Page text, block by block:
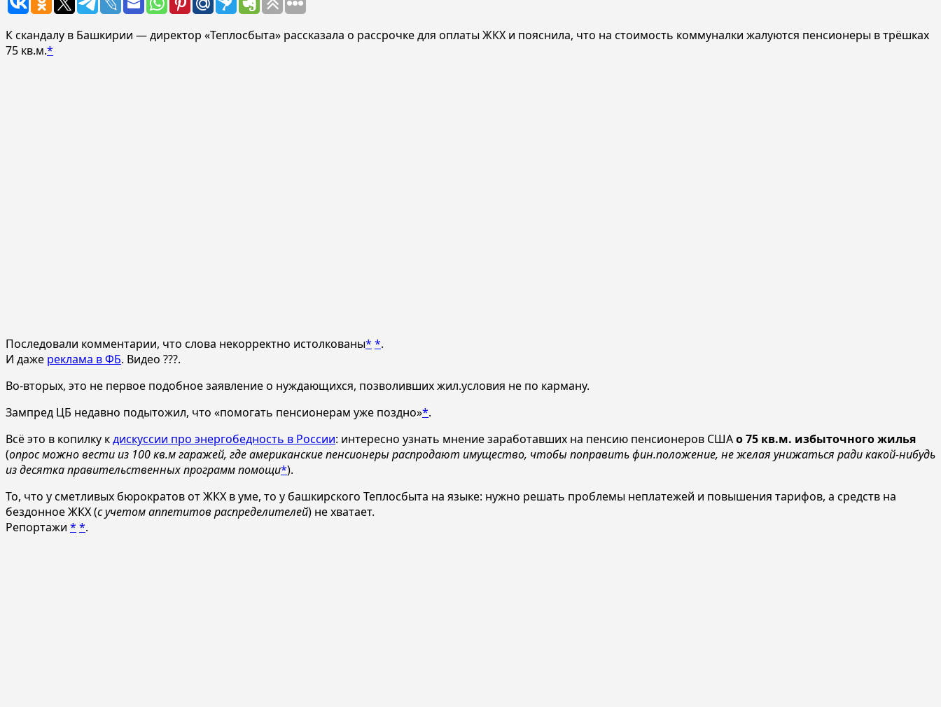
К скандалу в Башкирии — директор «Теплосбыта» рассказала о рассрочке для оплаты ЖКХ и пояснила, что на стоимость коммуналки жалуются пенсионеры в трёшках
75 кв.м.*
Последовали комментарии, что слова некорректно истолкованы* *.
И даже реклама в ФБ. Видео ???.
Во-вторых, это не первое подобное заявление о нуждающихся, позволивших жил.условия не по карману.
Зампред ЦБ недавно подытожил, что «помогать пенсионерам уже поздно»*.
Всё это в копилку кдискуссии про энергобедность в России: интересно узнать мнение заработавших на пенсию пенсионеров СШАо 75 кв.м. избыточного жилья
(опрос можно вести из 100 кв.м гаражей, где американские пенсионеры распродают имущество, чтобы поправить фин.положение, не желая унижаться ради какой-нибудь
из десятка правительственных программ помощи*).
То, что у сметливых бюрократов от ЖКХ в уме, то у башкирского Теплосбыта на языке: нужно решать проблемы неплатежей и повышения тарифов, а средств на
бездонное ЖКХ (с учетом аппетитов распределителей) не хватает.
Репортажи * *.